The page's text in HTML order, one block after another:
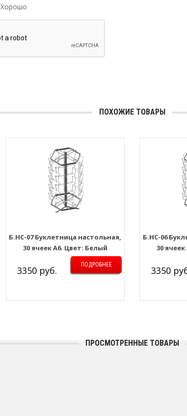
Хорошо
ПОХОЖИЕ ТОВАРЫ
Б.НС-07 Буклетница настольная,
30 ячеек А6. Цвет: Белый
3350 руб. ПОДРОБНЕЕ
Б.НС-06
30
3350
ПРОСМОТРЕННЫЕ ТОВАРЫ